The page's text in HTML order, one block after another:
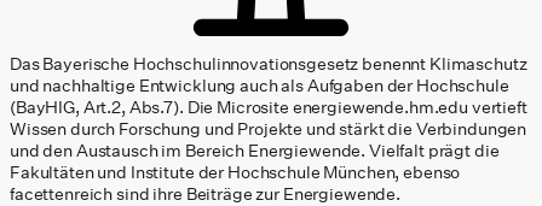
Das Bayerische Hochschulinnovationsgesetz benennt Klimaschutz
und nachhaltige Entwicklung auch als Aufgaben der Hochschule
(BayHIG, Art.2, Abs.7). Die Microsite energiewende.hm.edu vertieft
Wissen durch Forschung und Projekte und stärkt die Verbindungen
und den Austausch im Bereich Energiewende. Vielfalt prägt die
Fakultäten und Institute der Hochschule München, ebenso
facettenreich sind ihre Beiträge zur Energiewende.